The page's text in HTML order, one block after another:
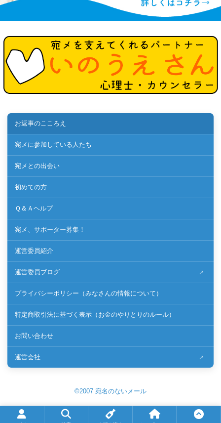
お返事のこころえ
宛メに参加している人たち
宛メとの出会い
初めての方
Ｑ＆Ａヘルプ
宛メ、サポーター募集！
運営委員紹介
運営委員ブログ
プライバシーポリシー（みなさんの情報について）
特定商取引法に基づく表示（お金のやりとりのルール）
お問い合わせ
運営会社
©2007 宛名のないメール